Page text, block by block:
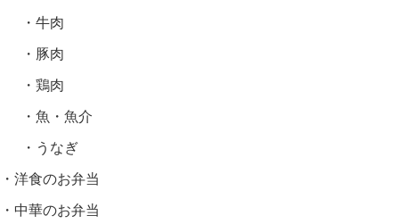
牛肉
豚肉
鶏肉
魚・魚介
うなぎ
洋食のお弁当
中華のお弁当